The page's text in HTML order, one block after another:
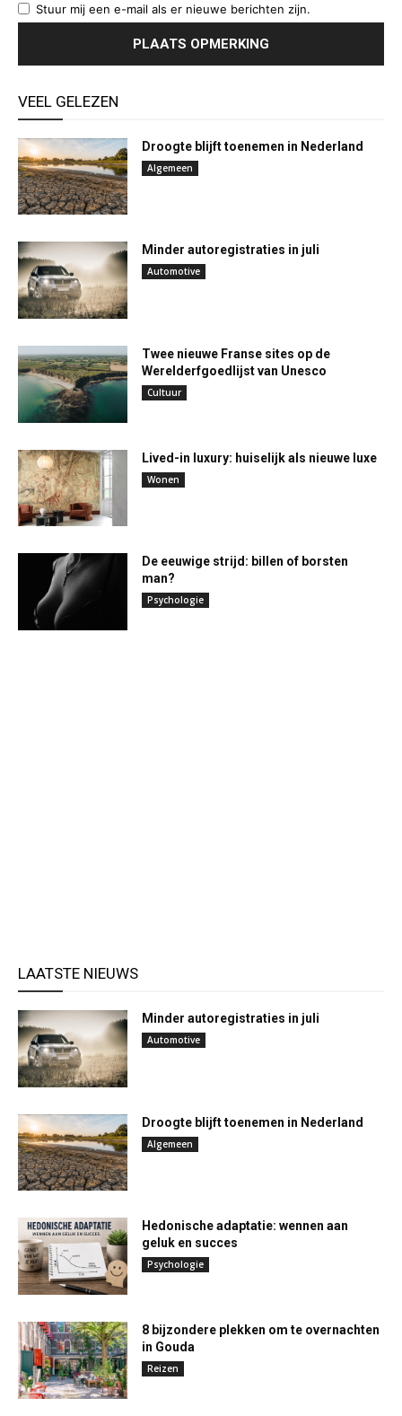
Stuur mij een e-mail als er nieuwe berichten zijn.
VEEL GELEZEN
Droogte blijft toenemen in Nederland
Algemeen
Minder autoregistraties in juli
Automotive
Twee nieuwe Franse sites op de
Werelderfgoedlijst van Unesco
Cultuur
Lived-in luxury: huiselijk als nieuwe luxe
Wonen
De eeuwige strijd: billen of borsten
man?
Psychologie
LAATSTE NIEUWS
Minder autoregistraties in juli
Automotive
Droogte blijft toenemen in Nederland
Algemeen
Hedonische adaptatie: wennen aan
geluk en succes
Psychologie
8 bijzondere plekken om te overnachten
in Gouda
Reizen